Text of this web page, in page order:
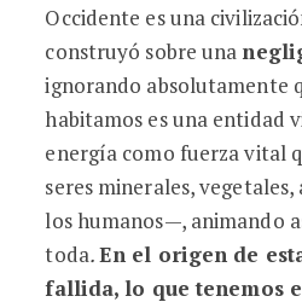
Occidente es una
construyó sobre una
ignorando absolutamente
habitamos es una entidad
energía como fuerza vital
seres minerales,
los humanos—, animando
toda.En el origen de
fallida, lo que tenemos